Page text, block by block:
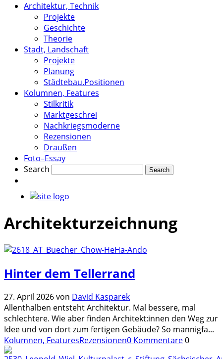
Architektur, Technik
Projekte
Geschichte
Theorie
Stadt, Landschaft
Projekte
Planung
Städtebau.Positionen
Kolumnen, Features
Stilkritik
Marktgeschrei
Nachkriegsmoderne
Rezensionen
Draußen
Foto–Essay
Search
Architekturzeichnung
Hinter dem Tellerrand
27. April 2026von David Kasparek
Allenthalben entsteht Architektur. Mal bessere, mal
schlechtere. Wie aber finden Architekt:innen den Weg zur
Idee und von dort zum fertigen Gebäude? So mannigfa...
Kolumnen, FeaturesRezensionen0 Kommentare0